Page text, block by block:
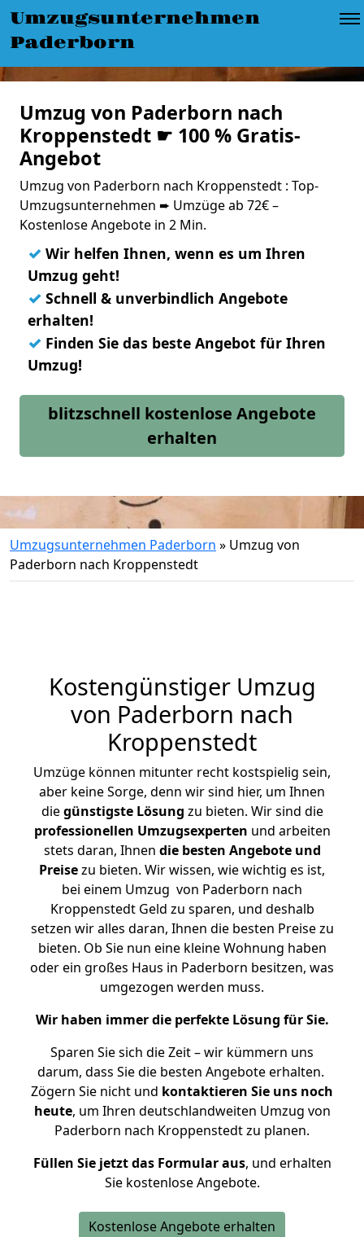
Umzugsunternehmen
Paderborn
Umzug von Paderborn nach
Kroppenstedt ☛ 100 % Gratis-
Angebot
Umzug von Paderborn nach Kroppenstedt : Top-
Umzugsunternehmen ➨ Umzüge ab 72€ –
Kostenlose Angebote in 2 Min.
✓ Wir helfen Ihnen, wenn es um Ihren
Umzug geht!
✓ Schnell & unverbindlich Angebote
erhalten!
✓ Finden Sie das beste Angebot für Ihren
Umzug!
blitzschnell kostenlose Angebote
erhalten
Umzugsunternehmen Paderborn » Umzug von
Paderborn nach Kroppenstedt
Kostengünstiger Umzug
von Paderborn nach
Kroppenstedt
Umzüge können mitunter recht kostspielig sein,
aber keine Sorge, denn wir sind hier, um Ihnen
diegünstigste Lösung zu bieten. Wir sind die
professionellen Umzugsexperten und arbeiten
stets daran, Ihnen die besten Angebote und
Preisezu bieten. Wir wissen, wie wichtig es ist,
bei einem Umzug von Paderborn nach
Kroppenstedt Geld zu sparen, und deshalb
setzen wir alles daran, Ihnen die besten Preise zu
bieten. Ob Sie nun eine kleine Wohnung haben
oder ein großes Haus in Paderborn besitzen, was
umgezogen werden muss.
Wir haben immer die perfekte Lösung für Sie.
Sparen Sie sich die Zeit – wir kümmern uns
darum, dass Sie die besten Angebote erhalten.
Zögern Sie nicht und kontaktieren Sie uns noch
heute, um Ihren deutschlandweiten Umzug von
Paderborn nach Kroppenstedt zu planen.
Füllen Sie jetzt das Formular aus, und erhalten
Sie kostenlose Angebote.
Kostenlose Angebote erhalten